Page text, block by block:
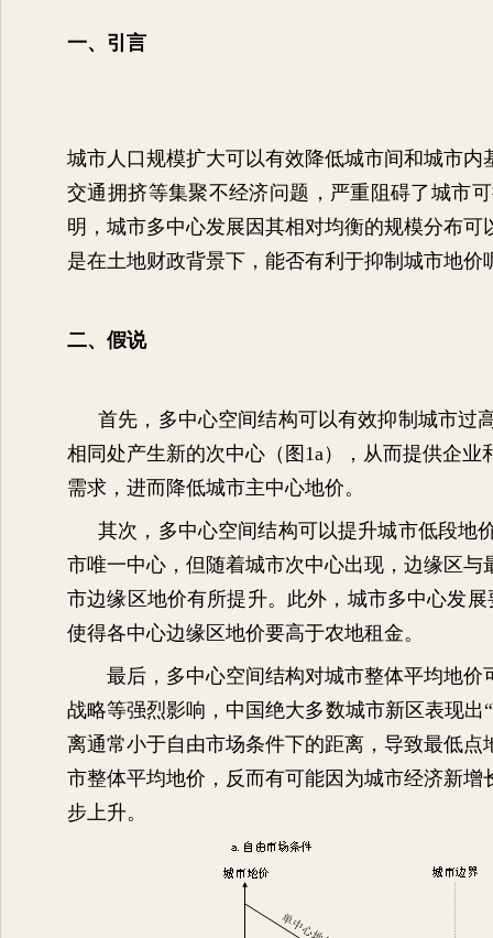
一、引言
城市人口规模扩大可以有效降低城市间和城市
交通拥挤等集聚不经济问题，严重阻碍了城市
明，城市多中心发展因其相对均衡的规模分布
是在土地财政背景下，能否有利于抑制城市地
二、假说
首先，多中心空间结构可以有效抑制城市过
相同处产生新的次中心（图 1a），从而提供企业
需求，进而降低城市主中心地价。
其次，多中心空间结构可以提升城市低段地
市唯一中心，但随着城市次中心出现，边缘区
市边缘区地价有所提升。此外，城市多中心发
使得各中心边缘区地价要高于农地租金。
最后，多中心空间结构对城市整体平均地
战略等强烈影响，中国绝大多数城市新区表现
离通常小于自由市场条件下的距离，导致最低
市整体平均地价，反而有可能因为城市经济新
步上升。